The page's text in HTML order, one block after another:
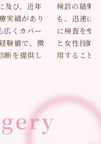
及び、近年
実績があり
広くカバー
験値で、微
断を提供し
検診の結果
も、迅速に
に検査を受
と女性技師
用すること